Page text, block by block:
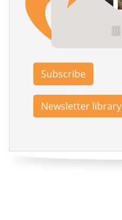
Subscribe
Newsletter library